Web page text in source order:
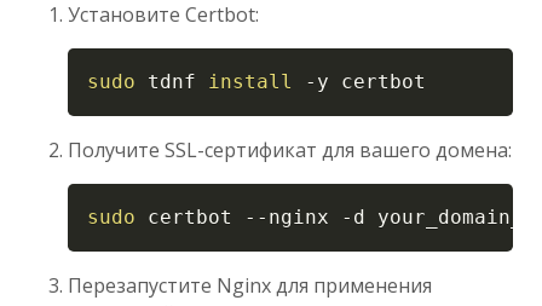
Установите Certbot:
sudo tdnf install -y certbot
Получите SSL-сертификат для вашего домена:
sudo certbot --nginx -d
Copy
Перезапустите Nginx для применения